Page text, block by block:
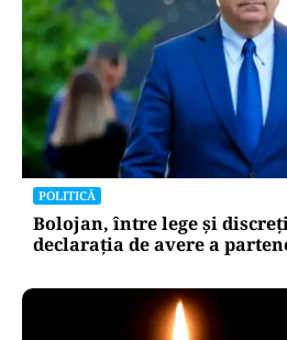
POLITICĂ
Bolojan, între lege și
declarația de avere a